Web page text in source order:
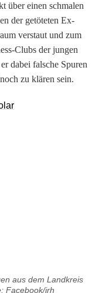
über einen schmalen
der getöteten Ex-
verstaut und zum
Clubs der jungen
dabei falsche Spuren
zu klären sein.
aus dem Landkreis
Facebook/jrh